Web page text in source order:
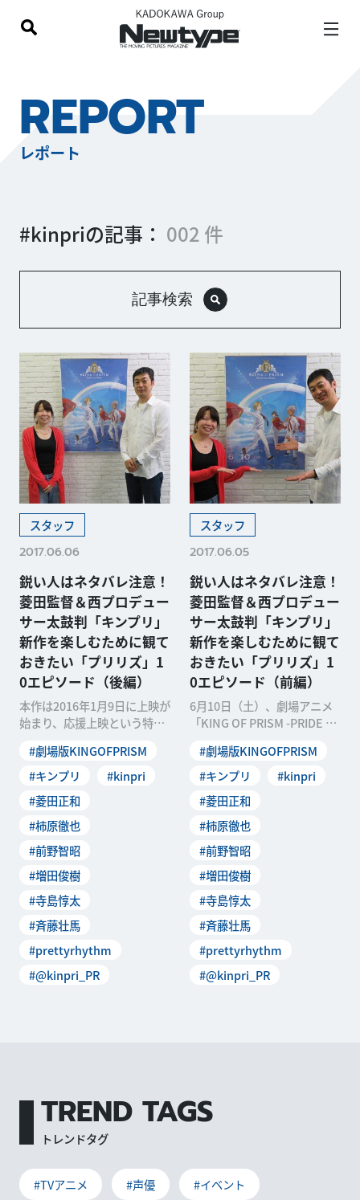
REPORT
レポート
#kinpriの記事： 002 件
記事検索
スタッフ
2017.06.06
鋭い人はネタバレ注意！
菱田監督＆西プロデュー
サー太鼓判「キンプリ」
新作を楽しむために観て
おきたい「プリリズ」1
0エピソード（後編）
本作は2016年1月9日に上映が
始まり、応援上映という特殊
を集めた「KIN
#劇場版KINGOFPRISM
#キンプリ
#kinpri
#菱田正和
#柿原徹也
#前野智昭
#増田俊樹
#寺島惇太
#斉藤壮馬
#prettyrhythm
#@kinpri_PR
スタッフ
2017.06.05
鋭い人はネタバレ注意！
菱田監督＆西プロデュー
サー太鼓判「キンプリ」
新作を楽しむために観て
おきたい「プリリズ」1
0エピソード（前編）
6月10日（土）、劇場アニメ
「KING OF PRISM -PRIDE th
#劇場版KINGOFPRISM
#キンプリ
#kinpri
#菱田正和
#柿原徹也
#前野智昭
#増田俊樹
#寺島惇太
#斉藤壮馬
#prettyrhythm
#@kinpri_PR
TREND TAGS
トレンドタグ
#TVアニメ #声優 #イベント